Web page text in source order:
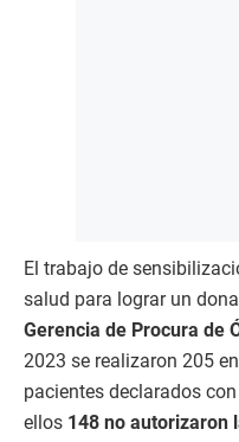
El trabajo de
salud para lograr un
Gerencia de Procura de
2023 se realizaron 205
pacientes declarados
ellos 148 no autorizaron